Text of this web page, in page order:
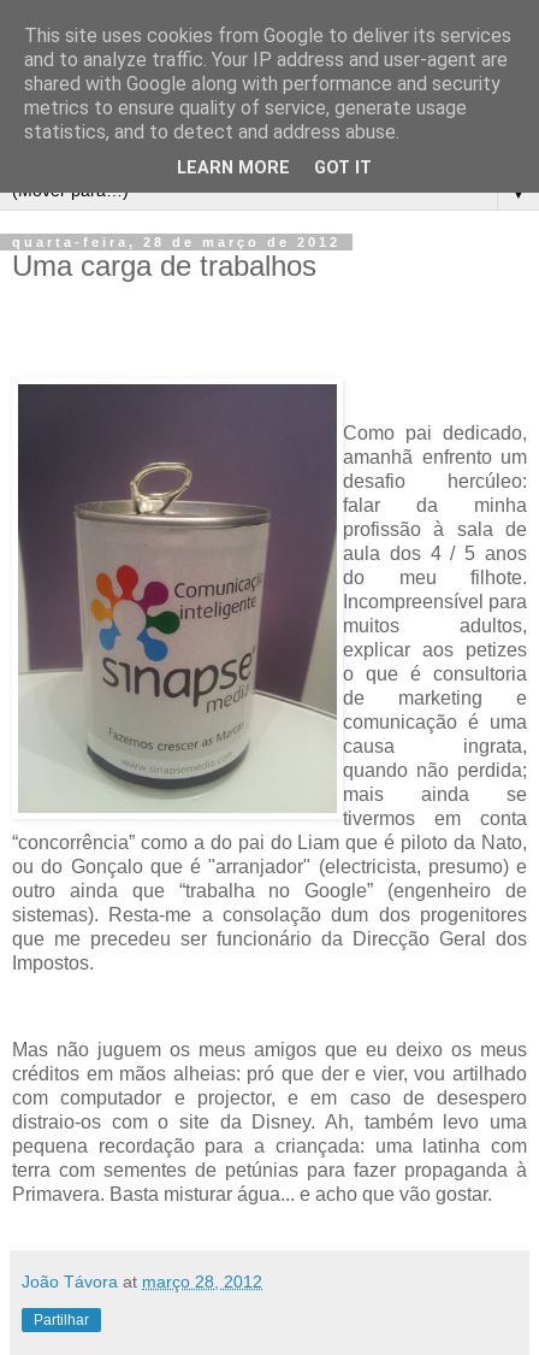
▼
quarta-feira, 28 de março de 2012
Uma carga de trabalhos
Como pai dedicado,
amanhã enfrento um
desafio hercúleo:
falar da minha
profissão à sala de
aula dos 4 / 5 anos
do meu filhote.
Incompreensível para
muitos adultos,
explicar aos petizes
o que é consultoria
de marketing e
comunicação é uma
causa ingrata,
quando não perdida;
mais ainda se
tivermos em conta
“concorrência” como a do pai do Liam que é piloto da Nato,
ou do Gonçalo que é "arranjador" (el ectricista, presumo) e
outro ainda que “trabalha no Google” (engenheiro de
sistemas). Resta-me a consolação dum dos progenitores
que me precedeu ser funcionário da Direcção Geral dos
Impostos.
Mas não juguem os meus amigos que eu deixo os meus
créditos em mãos alheias: pró que der e vier, vou artilhado
com computador e projector, e em caso de desespero
distraio-os com o site da Disney. Ah, também levo uma
pequena recordação para a criançada: uma latinha com
terra com sementes de petúnias para fazer propaganda à
Primavera. Basta misturar água... e acho que vão gostar.
João Távora at março 28, 2012
Partilhar
This site uses cookies from Google to deliver its services
and to analyze traffic. Your IP address and user-agent are
shared with Google along with performance and security
metrics to ensure quality of service, generate usage
statistics, and to detect and address abuse.
LEARN MORE GOT IT